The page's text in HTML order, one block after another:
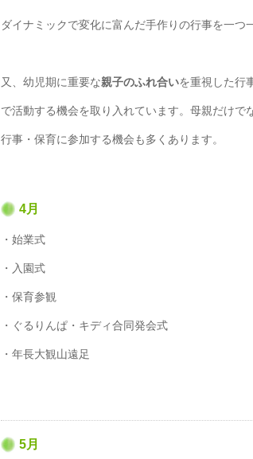
ダイナミックで変化に富んだ手作りの行事を一つ
又、幼児期に重要な親子のふれ合いを重視した行
で活動する機会を取り入れています。母親だけ
行事・保育に参加する機会も多くあります。
4月
・始業式
・入園式
・保育参観
・ぐるりんぱ・キディ合同発会式
・年長大観山遠足
5月